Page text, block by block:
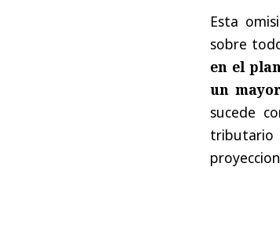
Esta
sobre
en el
un
sucede
tributario